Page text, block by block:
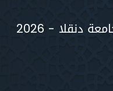
دنقلا - 2026